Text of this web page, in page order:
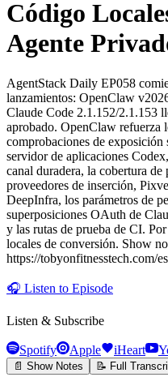
Código
Agente
AgentStack Daily EP058
lanzamientos: OpenClaw
Claude Code 2.1.152/2.1.153
aprobado. OpenClaw refuerza
comprobaciones de
servidor de aplicaciones
canal duradera, la cobertura de
proveedores de inserción,
DeepInfra, los parámetros de
superposiciones OAuth de
y las rutas de prueba de CI.
locales de conversión. Show
https://tobyonfitnesstech.com/
🎧 Listen to Episode
Listen & Subscribe
Spotify Apple iHeart
📄 Show Notes 📝 Full